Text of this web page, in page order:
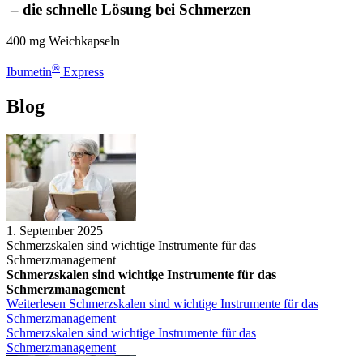
– die schnelle Lösung bei Schmerzen
400 mg Weichkapseln
Ibumetin® Express
Blog
1. September 2025
Schmerzskalen sind wichtige Instrumente für das
Schmerzmanagement
Schmerzskalen sind wichtige Instrumente für das
Schmerzmanagement
Weiterlesen Schmerzskalen sind wichtige Instrumente für das
Schmerzmanagement
Schmerzskalen sind wichtige Instrumente für das
Schmerzmanagement